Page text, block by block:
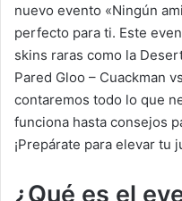
nuevo evento «Ningún
perfecto para ti. Este
skins raras como la
Pared Gloo – Cuackman
contaremos todo lo que
funciona hasta consejos
¡Prepárate para elevar tu
¿Qué es el